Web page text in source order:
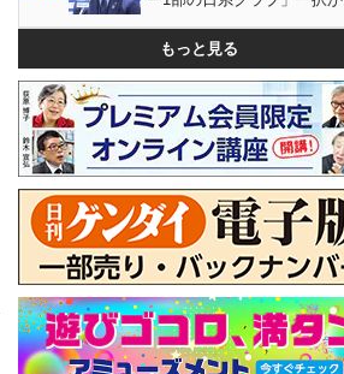
もっと見る